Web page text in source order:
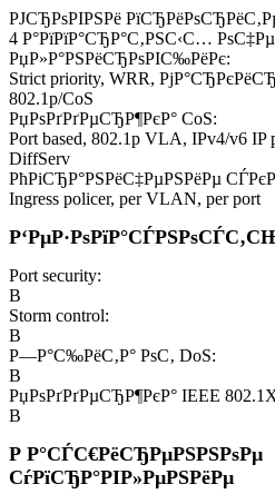
РЈСЂРѕРІРЅРё
4 Р°РїРїР°СЂР°С‚РЅС‹С…
РџР»Р°РЅРёСЂРѕРІС‰РёРє:
Strict priority, WRR,
802.1p/CoS
РџРѕРґРґРµСЂР¶РєР° CoS:
Port based, 802.1p VLA, IPv4/v6 IP
DiffServ
РћРіСЂР°РЅРёС‡РµРЅРёРµ
Ingress policer, per VLAN, per port
Port security:
В
Storm control:
В
Р—Р°С‰РёС‚Р° РѕС‚ DoS:
В
РџРѕРґРґРµСЂР¶РєР° IEEE
В
Р Р°СЃС€РёСЂРµРЅРЅРѕРµ
СѓРїСЂР°РІР»РµРЅРёРµ